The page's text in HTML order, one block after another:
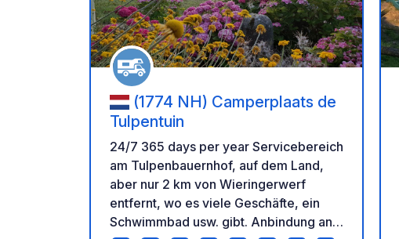
(1774 NH) Camperplaats de
Tulpentuin
24/7 365 days per year Servicebereich
am Tulpenbauernhof, auf dem Land,
aber nur 2 km von Wieringerwerf
entfernt, wo es viele Geschäfte, ein
Schwimmbad usw. gibt. Anbindung an